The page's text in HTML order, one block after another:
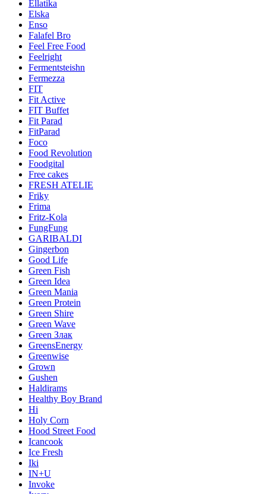
Ellatika
Elska
Enso
Falafel Bro
Feel Free Food
Feelright
Fermentsteishn
Fermezza
FIT
Fit Active
FIT Buffet
Fit Parad
FitParad
Foco
Food Revolution
Foodgital
Free cakes
FRESH ATELIE
Friky
Frima
Fritz-Kola
FungFung
GARIBALDI
Gingerbon
Good Life
Green Fish
Green Idea
Green Mania
Green Protein
Green Shire
Green Wave
Green Злак
GreensEnergy
Greenwise
Grown
Gushen
Haldirams
Healthy Boy Brand
Hi
Holy Corn
Hood Street Food
Icancook
Ice Fresh
Iki
IN+U
Invoke